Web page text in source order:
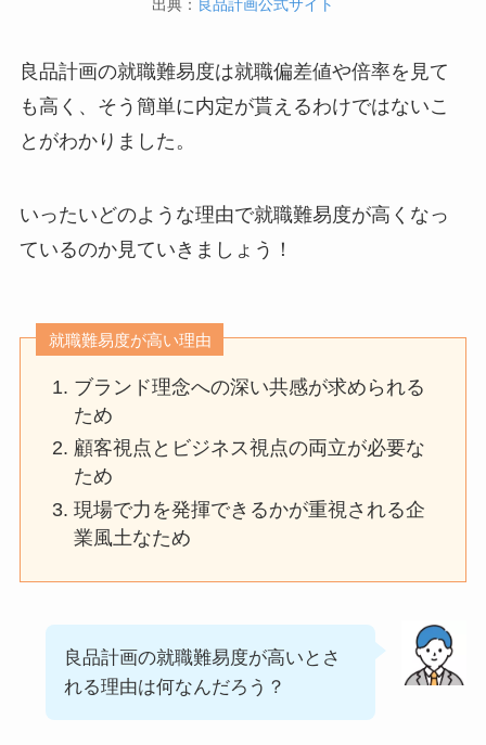
出典： 良品計画公式サイト
良品計画の就職難易度は就職偏差値や倍率を見て
も高く、そう簡単に内定が貰えるわけではないこ
とがわかりました。
いったいどのような理由で就職難易度が高くなっ
ているのか見ていきましょう！
就職難易度が高い理由
ブランド理念への深い共感が求められる
ため
顧客視点とビジネス視点の両立が必要な
ため
現場で力を発揮できるかが重視される企
業風土なため
良品計画の就職難易度が高いとさ
れる理由は何なんだろう？